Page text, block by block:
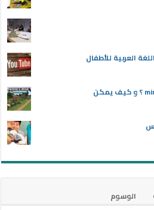
ماهي لعبة ماين كرافت minecraft ؟ و كيف يمكن
الوسوم